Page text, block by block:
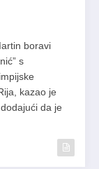
boravi
s
kazao je
da je